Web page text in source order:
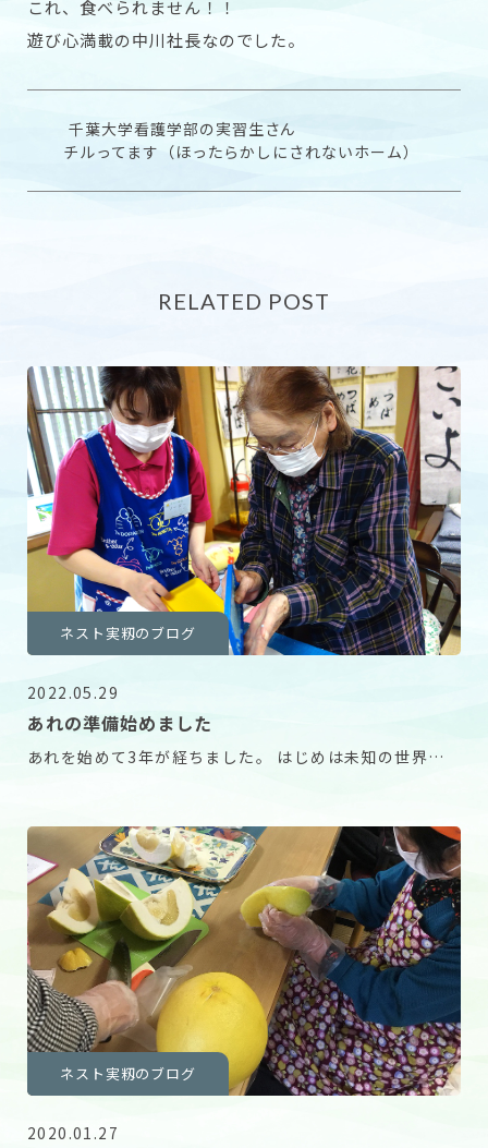
これ、食べられません！！
遊び心満載の中川社長なのでした。
千葉大学看護学部の実習生さん
チルってます（ほったらかしにされないホーム）
RELATED POST
ネスト実籾のブログ
2022.05.29
あれの準備始めました
あれを始めて3年が経ちました。 はじめは未知の世界で
ネスト実籾のブログ
2020.01.27